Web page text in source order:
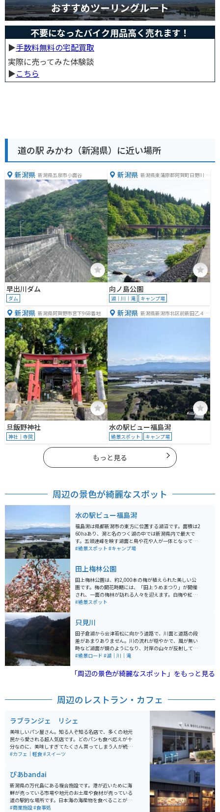
おすすめツーリングルート
不要になったバイク用品高く売れます！
▶︎手数料無料の宅配買取
実際に売ってみた体験談
▶︎こちら
道の駅 みかわ（新潟県）に近い場所
新潟県 新潟県五泉市小面谷
早出川ダム
ダム
新潟県 新潟県東蒲原郡阿賀町日野川甲
向ノ島公園
湖｜川｜滝 キャンプ場
新潟県 新潟県阿賀野市宮下968番地
旦飯野神社
神社｜寺院
新潟県 新潟県新潟市北区前新田乙４９
水の駅ビュー福島潟
絶景スポット キャンプ場
もっと見る
周辺の景色が綺麗なスポット
水の駅ビュー福島潟
福島潟は県都新潟市の東方に位置する湖沼です。面積は2
60haあり、潟と名のつく湖の中では新潟県内で最大で
す。五頭連峰を映す湖面と鳥や花や人が一体となって織
りなす四季折々の新潟の原風景を今に残しています。
スをはじめとして貴重な動植物が数多く生活しており、
全国でも有数の自然豊かな場所です。 かなり広い駐車場
があるので、駐車の心配はありません。キャンプ場が併
設されていますが環境保全の観点から人数制限、事前申
込制となっていますので注意してください。近くに月岡
#絶景スポット #キャンプ場
田上梅林公園
田上梅林公園は、約2,000本の梅が植えられた美しい公
園です。梅の開花時期には、「田上うめまつり」が開催
され、一面の梅林が訪れる人々を迎えます。白梅や紅
梅、枝垂れ梅など、多種多様な梅が楽しめ、春の訪れを
用駐車場がないため、訪れる際は田上中学校のプール付
近入口または公園裏手（梅畑）側入口を利用してくださ
い。数年前までは、地元人の知る人ぞ知るレアなお花見
スポットだったのですが、今や大勢の人が訪れる観光ス
ポットになりました。
#絶景スポット
只見川
田子倉湖から会津若松に向かう道路で、川面と道路の段
差があまりありません。川の流れが穏やかで、風が無い
時など湖面が鏡のようになり、対岸の山々が反射して写
り非常に美しいです。特に秋は紅葉が写りまた格別で
#絶景ロード #湖｜川｜滝
「周辺の景色が綺麗なスポット」をもっと見る
周辺のレストラン・カフェ
ラブランジェ リシェ
美味しいパン屋さん。知る人ぞ知る名店で、多くの地元
民から愛される超人気店です。どのパンも食べ応えが十
分なのに、美味しすぎてたくさん買ってしまう人が続出
します。種類も豊富なので選ぶ楽しさも満点です。新潟
#カフェ｜軽食#スイーツ
ぴあbandai
新潟県の万代島にある複合施設です。港が近いために海
鮮が売っている市場や地元のお土産や食材が売っている
道の駅的な場所です。日本海の海産物を食べることがで
きるお店が数店舗あり、なかでも回転寿司弁慶は一番お
#商業施設#食事処